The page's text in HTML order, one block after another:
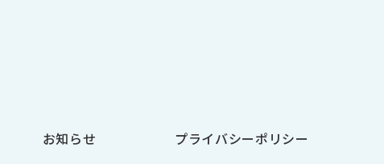
お知らせ プライバシーポリシー